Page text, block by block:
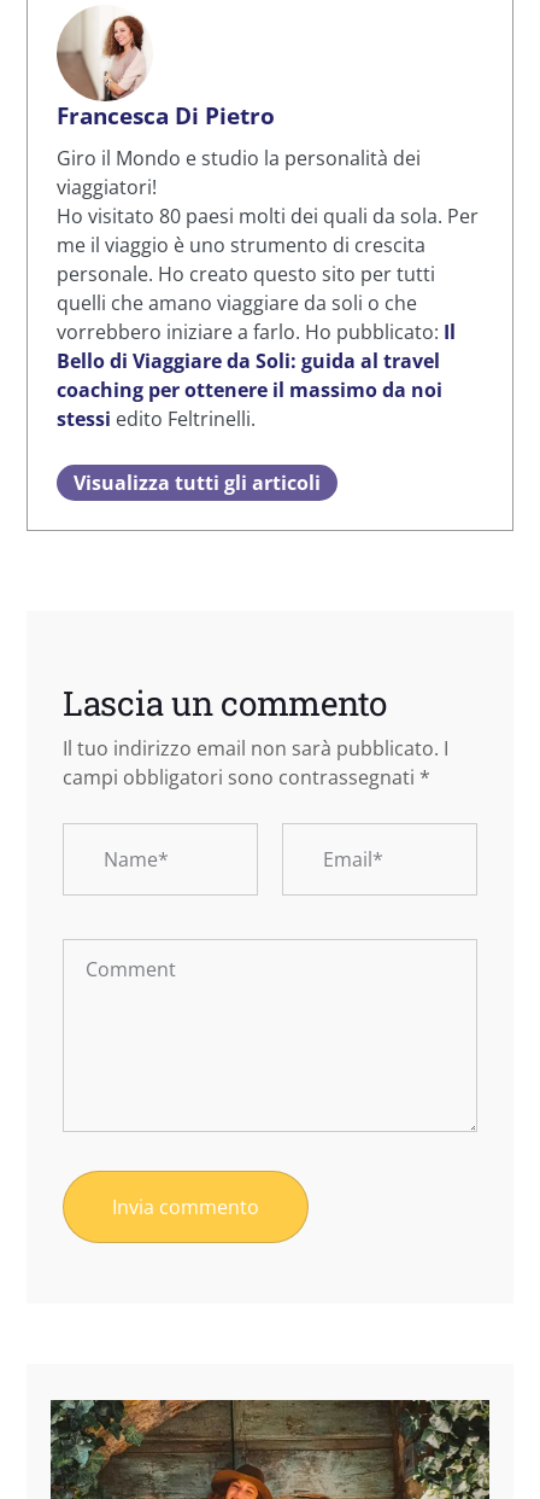
Francesca Di Pietro
Giro il Mondo e studio la personalità dei
viaggiatori!
Ho visitato 80 paesi molti dei quali da sola. Per
me il viaggio è uno strumento di crescita
personale. Ho creato questo sito per tutti
quelli che amano viaggiare da soli o che
vorrebbero iniziare a farlo. Ho pubblicato: Il
Bello di Viaggiare da Soli: guida al travel
coaching per ottenere il massimo da noi
stessi edito Feltrinelli.
Visualizza tutti gli articoli
Lascia un commento
Il tuo indirizzo email non sarà pubblicato. I
campi obbligatori sono contrassegnati *